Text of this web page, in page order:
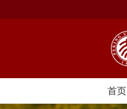
首页